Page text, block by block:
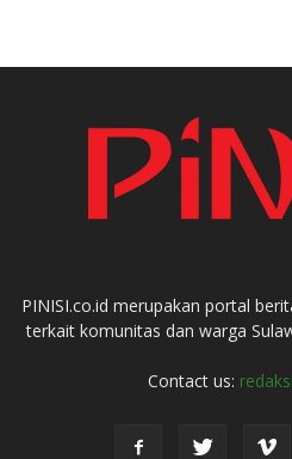
PINISI.co.id merupakan portal
terkait komunitas dan warga
Contact us: